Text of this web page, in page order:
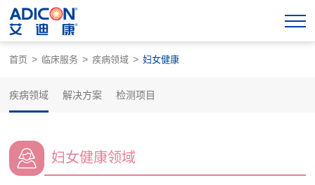
首页 > 临床服务 > 疾病领域 > 妇女健康
疾病领域 解决方案 检测项目
妇女健康领域